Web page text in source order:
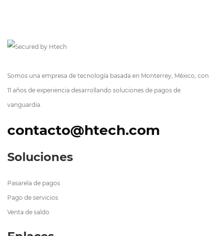
Somos una empresa de tecnología basada en Monterrey, México, con
11 años de experiencia desarrollando soluciones de pagos de
vanguardia.
contacto@htech.com
Soluciones
Pasarela de pagos
Pago de servicios
Venta de saldo